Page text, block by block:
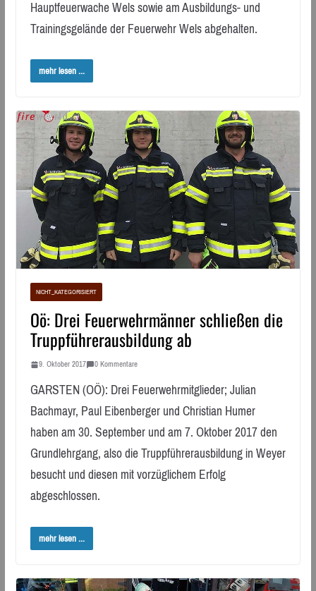
Hauptfeuerwache Wels sowie am Ausbildungs- und
Trainingsgelände der Feuerwehr Wels abgehalten.
mehr lesen ...
NICHT_KATEGORISIERT
Oö: Drei Feuerwehrmänner schließen die
Truppführerausbildung ab
9. Oktober 2017 0 Kommentare
GARSTEN (OÖ): Drei Feuerwehrmitglieder; Julian
Bachmayr, Paul Eibenberger und Christian Humer
haben am 30. September und am 7. Oktober 2017 den
Grundlehrgang, also die Truppführerausbildung in Weyer
besucht und diesen mit vorzüglichem Erfolg
abgeschlossen.
mehr lesen ...